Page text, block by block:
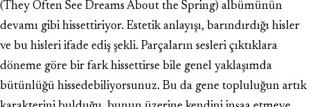
(They Often See Dreams About the Spring) albümünün
devamı gibi hissettiriyor. Estetik anlayışı, barındırdığı hisler
ve bu hisleri ifade ediş şekli. Parçaların sesleri çıktıklara
döneme göre bir fark hissettirse bile genel yaklaşımda
bütünlüğü hissedebiliyorsunuz. Bu da gene topluluğun artık